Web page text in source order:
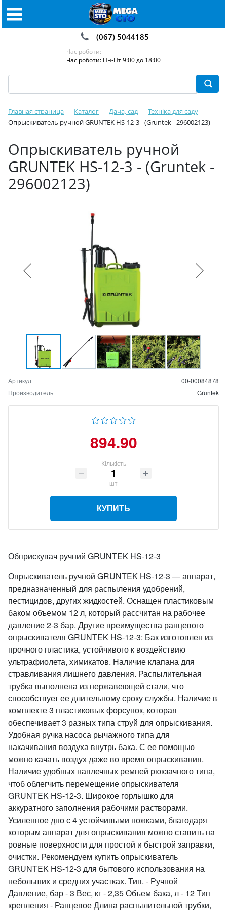
(067) 5044185
Час роботи:
Час роботи: Пн-Пт 9:00 до 18:00
Главная страница Каталог Дача, сад
Техніка для саду
Опрыскиватель ручной GRUNTEK HS-12-3 - (Gruntek - 296002123)
Опрыскиватель ручной
GRUNTEK HS-12-3 - (Gruntek -
296002123)
Артикул
00-00084878
Производитель
Gruntek
894.90
Кількість
шт
КУПИТЬ
Обприскувач ручний GRUNTEK HS-12-3
Опрыскиватель ручной GRUNTEK HS-12-3 — аппарат,
предназначенный для распыления удобрений,
пестицидов, других жидкостей. Оснащен пластиковым
баком объемом 12 л, который рассчитан на рабочее
давление 2-3 бар. Другие преимущества ранцевого
опрыскивателя GRUNTEK HS-12-3: Бак изготовлен из
прочного пластика, устойчивого к воздействию
ультрафиолета, химикатов. Наличие клапана для
стравливания лишнего давления. Распылительная
трубка выполнена из нержавеющей стали, что
способствует ее длительному сроку службы. Наличие в
комплекте 3 пластиковых форсунок, которая
обеспечивает 3 разных типа струй для опрыскивания.
Удобная ручка насоса рычажного типа для
накачивания воздуха внутрь бака. С ее помощью
можно качать воздух даже во время опрыскивания.
Наличие удобных наплечных ремней рюкзачного типа,
чтоб облегчить перемещение опрыскивателя
GRUNTEK HS-12-3. Широкое горлышко для
аккуратного заполнения рабочими растворами.
Усиленное дно с 4 устойчивыми ножками, благодаря
которым аппарат для опрыскивания можно ставить на
ровные поверхности для простой и быстрой заправки,
очистки. Рекомендуем купить опрыскиватель
GRUNTEK HS-12-3 для бытового использования на
небольших и средних участках. Тип. - Ручной
Давление, бар - 3 Вес, кг - 2,35 Объем бака, л - 12 Тип
крепления - Ранцевое Длина распылительной трубки,